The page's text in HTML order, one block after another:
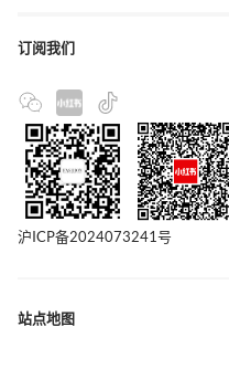
订阅我们
沪ICP备2024073241号
站点地图